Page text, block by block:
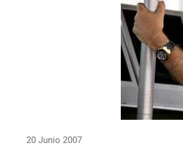
20 Junio 2007